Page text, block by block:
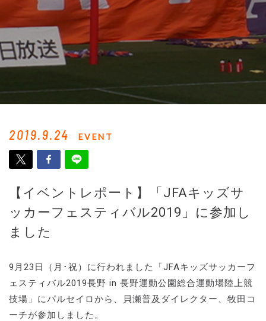
2019.9.24 EVENT
【イベントレポート】「JFAキッズサ
ッカーフェスティバル2019」に参加し
ました
9月23日（月･祝）に行われました「JFAキッズサッカーフ
ェスティバル2019長野 in 長野運動公園総合運動場陸上競
技場」にパルセイロから、貝瀬普及ダイレクター、牧田コ
ーチが参加しました。